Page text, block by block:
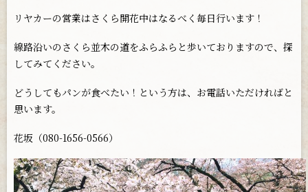
リヤカーの営業はさくら開花中はなるべく毎日行います！
線路沿いのさくら並木の道をふらふらと歩いておりますので、探
してみてください。
どうしてもパンが食べたい！という方は、お電話いただければと
思います。
花坂（080-1656-0566）